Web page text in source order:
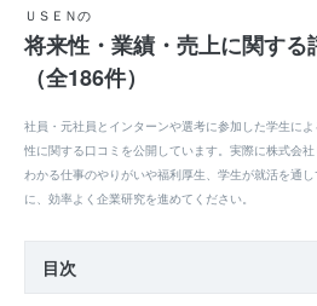
ＵＳＥＮの
将来性・業績・売上に関する
（全186件）
社員・元社員とインターンや選考に参加した学生に
性に関する口コミを公開しています。実際に株式会
わかる仕事のやりがいや福利厚生、学生が就活を通
に、効率よく企業研究を進めてください。
目次